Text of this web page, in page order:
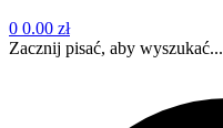
0 0.00 zł
Zacznij pisać, aby wyszukać...